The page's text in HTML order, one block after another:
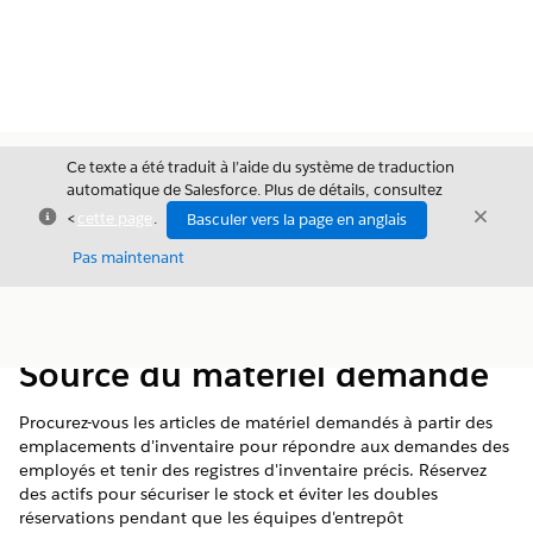
Fermer
Ce texte a été traduit à l’aide du système de traduction
automatique de Salesforce. Plus de détails, consultez
<cette page .
Basculer vers la page en anglais
Pas maintenant
Fermer
Source du matériel demandé
Procurez-vous les articles de matériel demandés à partir des
emplacements d'inventaire pour répondre aux demandes des
employés et tenir des registres d'inventaire précis. Réservez
des actifs pour sécuriser le stock et éviter les doubles
réservations pendant que les équipes d'entrepôt